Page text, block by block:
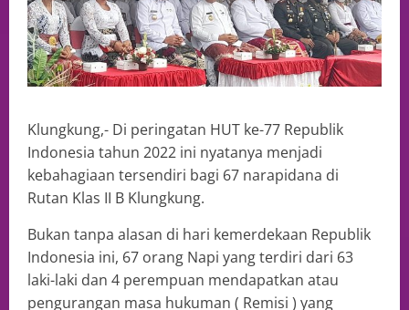
Klungkung,- Di peringatan HUT ke-77 Republik
Indonesia tahun 2022 ini nyatanya menjadi
kebahagiaan tersendiri bagi 67 narapidana di
Rutan Klas II B Klungkung.
Bukan tanpa alasan di hari kemerdekaan Republik
Indonesia ini, 67 orang Napi yang terdiri dari 63
laki-laki dan 4 perempuan mendapatkan atau
pengurangan masa hukuman ( Remisi ) yang